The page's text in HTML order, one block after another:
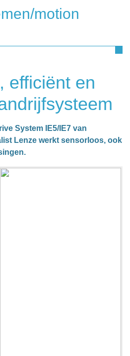
motion
efficiënt en
System IE5/IE7 van
Lenze werkt sensorloos, ook